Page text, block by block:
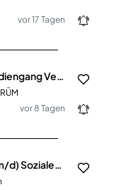
vor 17 Tagen
vor 8 Tagen